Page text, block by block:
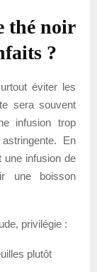
thé noir
?
éviter les
sera souvent
infusion trop
En
une infusion de
une boisson
privilégie :
plutôt